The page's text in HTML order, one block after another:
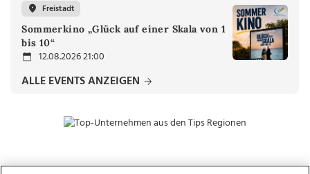
Freistadt
Sommerkino „Glück auf einer Skala von 1
bis 10“
12.08.2026 21:00
ALLE EVENTS ANZEIGEN